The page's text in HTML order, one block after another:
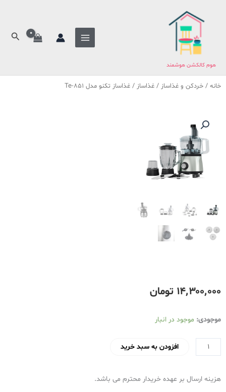
هوم کالکشن هوشمند
خانه / خردکن و غذاساز / غذاساز / غذاساز تکنو مدل Te-851
۱۴٬۳۰۰٬۰۰۰ تومان
موجودی: موجود در انبار
غذاساز
Te-
عدد
افزودن به سبد خرید
هزینه ارسال بر عهده خریدار محترم می باشد.